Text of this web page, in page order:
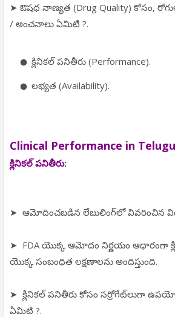
➤ ఔషధ నాణ్యత (Drug Quality) కోసం,
/ అంచనాలు ఏమిటి ?.
క్లినికల్ పనితీరు (Performance).
లభ్యత (Availability).
Clinical Performance in
క్లినికల్ పనితీరు:
➤ ఆమోదించబడిన లేబులింగ్‌లో వివరించిన
➤ FDA యొక్క ఆమోదం నిర్ణయం ఆధారంగా
యొక్క సంబంధిత లక్షణాలను అందిస్తుంది.
➤ క్లినికల్ పనితీరు కోసం సర్రోగేట్‌లుగా
ఏమిటి ?.